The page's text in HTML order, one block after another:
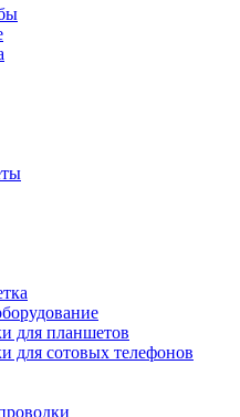
для планшетов
для сотовых телефонов